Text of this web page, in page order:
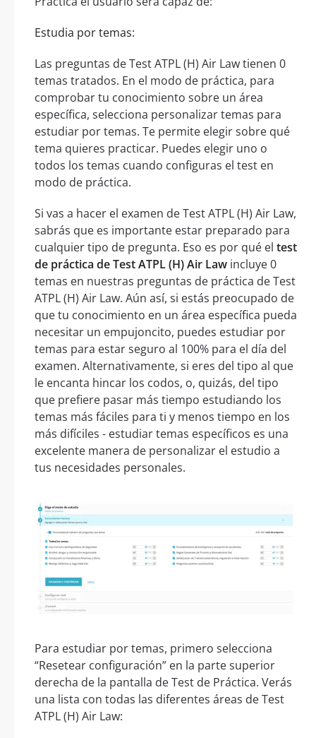
Estudia por temas:
Las preguntas de Test ATPL (H) Air Law tienen 0
temas tratados. En el modo de práctica, para
comprobar tu conocimiento sobre un área
específica, selecciona personalizar temas para
estudiar por temas. Te permite elegir sobre qué
tema quieres practicar. Puedes elegir uno o
todos los temas cuando configuras el test en
modo de práctica.
Si vas a hacer el examen de Test ATPL (H) Air Law,
sabrás que es importante estar preparado para
cualquier tipo de pregunta. Eso es por qué el test
de práctica de Test ATPL (H) Air Law incluye 0
temas en nuestras preguntas de práctica de Test
ATPL (H) Air Law. Aún así, si estás preocupado de
que tu conocimiento en un área específica pueda
necesitar un empujoncito, puedes estudiar por
temas para estar seguro al 100% para el día del
examen. Alternativamente, si eres del tipo al que
le encanta hincar los codos, o, quizás, del tipo
que prefiere pasar más tiempo estudiando los
temas más fáciles para ti y menos tiempo en los
más difíciles - estudiar temas específicos es una
excelente manera de personalizar el estudio a
tus necesidades personales.
Para estudiar por temas, primero selecciona
“Resetear configuración” en la parte superior
derecha de la pantalla de Test de Práctica. Verás
una lista con todas las diferentes áreas de Test
ATPL (H) Air Law: